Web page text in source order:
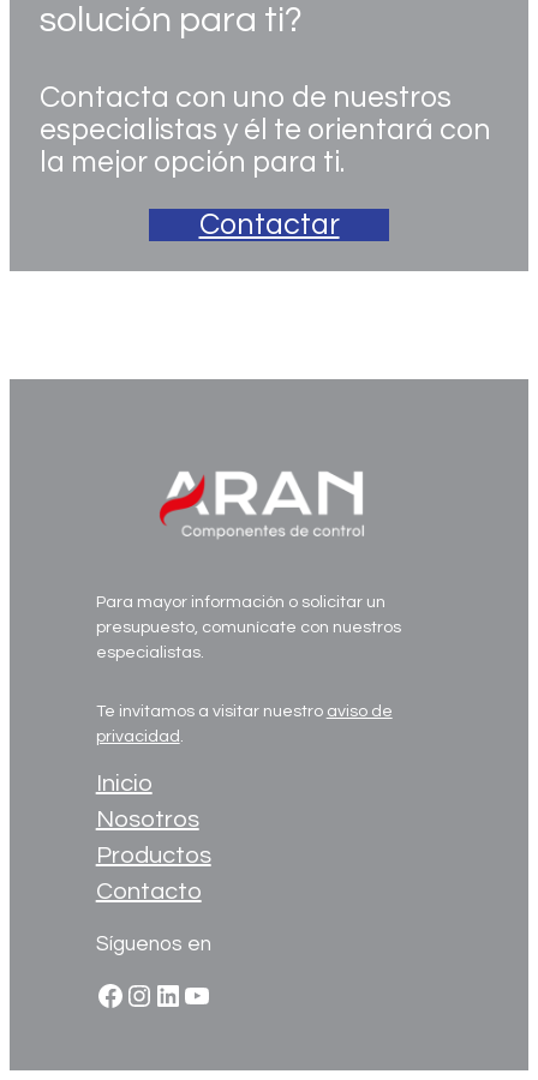
solución para ti?
Contacta con uno de nuestros
especialistas y él te orientará con
la mejor opción para ti.
Contactar
Para mayor información o solicitar un
presupuesto, comunícate con nuestros
especialistas.
Te invitamos a visitar nuestro aviso de
privacidad .
Inicio
Nosotros
Productos
Contacto
Síguenos en
Facebook
Instagram
LinkedIn
YouTube